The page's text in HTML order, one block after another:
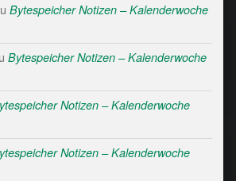
Bytespeicher Notizen – Kalenderwoche
Bytespeicher Notizen – Kalenderwoche
Notizen – Kalenderwoche
Notizen – Kalenderwoche